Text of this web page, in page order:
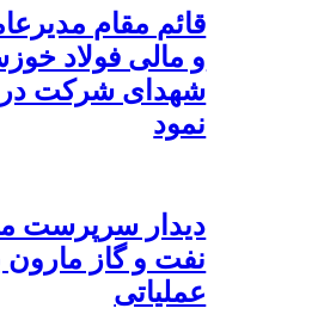
قائم مقام
و مالی فولاد
شهدای شرکت در
نمود
دیدار سرپرست
نفت و گاز مارون
عملیاتی